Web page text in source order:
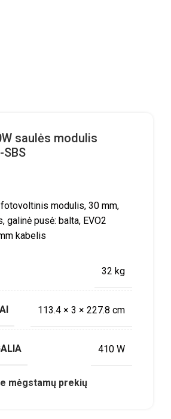
saulės modulis
SBS
modulis, 30 mm,
galinė pusė: balta, EVO2
kabelis
32 kg
113.4 × 3 × 227.8 cm
410 W
mėgstamų prekių